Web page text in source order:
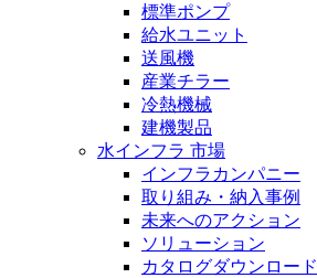
標準ポンプ
給水ユニット
送風機
産業チラー
冷熱機械
建機製品
水インフラ 市場
インフラカンパニー
取り組み・納入事例
未来へのアクション
ソリューション
カタログダウンロード